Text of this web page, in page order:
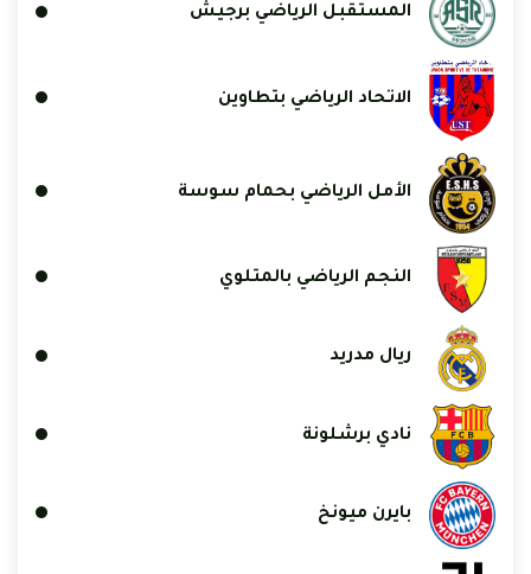
المستقبل الرياضي برجيش
الاتحاد الرياضي بتطاوين
الأمل الرياضي بحمام سوسة
النجم الرياضي بالمتلوي
ريال مدريد
نادي برشلونة
بايرن ميونخ